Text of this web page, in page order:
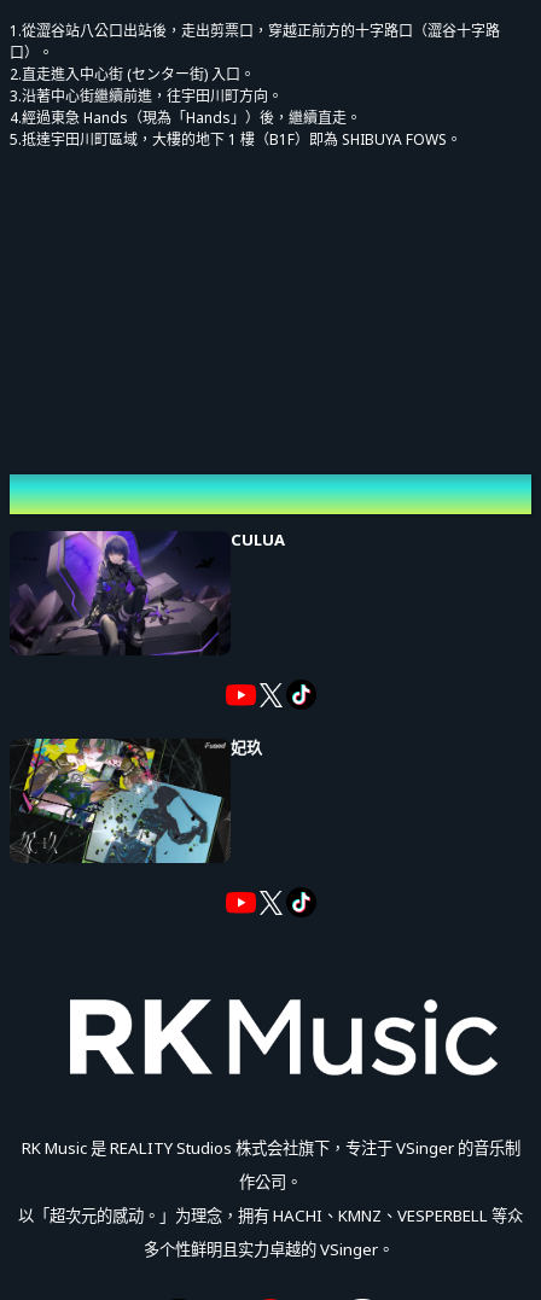
■ 公演相關洽詢
rkmusic@gree.net
1.從澀谷站八公口出站後，走出剪票口，穿越正前方的十字路口（澀谷十字路
口）。
2.直走進入中心街 (センター街) 入口。
3.沿著中心街繼續前進，往宇田川町方向。
4.經過東急 Hands（現為「Hands」）後，繼續直走。
5.抵達宇田川町區域，大樓的地下 1 樓（B1F）即為 SHIBUYA FOWS。
表演者
CULUA
妃玖
RK Music 是 REALITY Studios 株式会社旗下，专注于 VSinger 的音乐制
作公司。
以「超次元的感动。」为理念，拥有 HACHI、KMNZ、VESPERBELL 等众
多个性鲜明且实力卓越的 VSinger。